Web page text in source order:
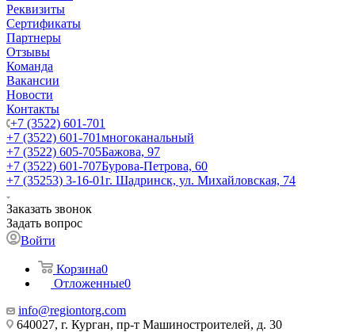
Реквизиты
Сертификаты
Партнеры
Отзывы
Команда
Вакансии
Новости
Контакты
+7 (3522) 601-701
+7 (3522) 601-701многоканальный
+7 (3522) 605-705Бажова, 97
+7 (3522) 601-707Бурова-Петрова, 60
+7 (35253) 3-16-01г. Шадринск, ул. Михайловская, 74
Заказать звонок
Задать вопрос
Войти
Корзина0
Отложенные0
info@regiontorg.com
640027, г. Курган, пр-т Машиностроителей, д. 30